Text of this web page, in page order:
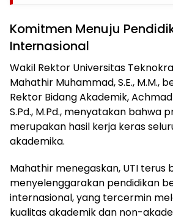
Komitmen Menuju
Internasional
Wakil Rektor Universitas
Mahathir Muhammad, S.E., M.M.,
Rektor Bidang Akademik,
S.Pd., M.Pd., menyatakan bahwa
merupakan hasil kerja keras
akademika.
Mahathir menegaskan, UTI terus
menyelenggarakan pendidikan
internasional, yang tercermin
kualitas akademik dan non-